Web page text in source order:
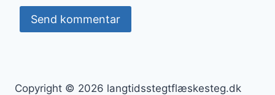
Copyright © 2026 langtidsstegtflæskesteg.dk